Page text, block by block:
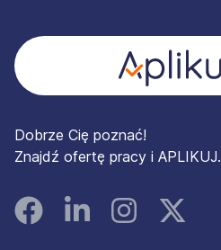
Dobrze Cię poznać!
Znajdź ofertę pracy i APLIKUJ.
FacebookLinked InInstagramInstagram